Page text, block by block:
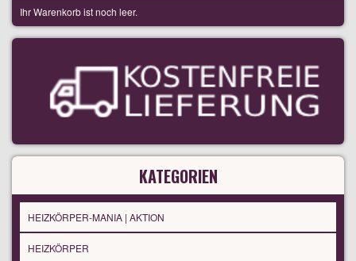
Ihr Warenkorb ist noch leer.
KATEGORIEN
HEIZKÖRPER-MANIA | AKTION
HEIZKÖRPER